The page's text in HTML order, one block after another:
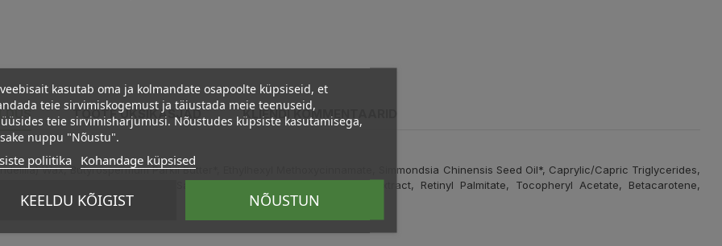
TOOTE ÜKSIKASJAD KLIENDI KOMMENTAARID
Wax, Butyrospermum Parkii Butter*, Ethylhexyl Methoxycinnamate, Simmondsia Chinensis Seed Oil*, Caprylic/Capric Triglycerides,
(Carnauba) Wax, Oryza Sativa Cera, Aloe Barbadensis Leaf Extract, Retinyl Palmitate, Tocopheryl Acetate, Betacarotene,
kasutab oma ja kolmandate osapoolte küpsiseid, et
teie sirvimiskogemust ja täiustada meie teenuseid,
teie sirvimisharjumusi. Nõustudes küpsiste kasutamisega,
nuppu "Nõustu".
poliitika Kohandage küpsised
KEELDU KÕIGIST NÕUSTUN